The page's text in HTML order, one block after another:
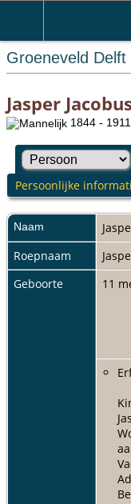
Groeneveld Delft
Jasper
1844 -
Persoonlijke
Naam
Roepnaam
Geboorte
11